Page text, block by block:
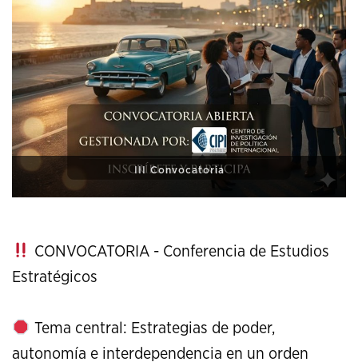
XI Conference on Strategic Studies
CONVOCATORIA - Conferencia de Estudios
Estratégicos
Tema central: Estrategias de poder,
autonomía e interdependencia en un orden